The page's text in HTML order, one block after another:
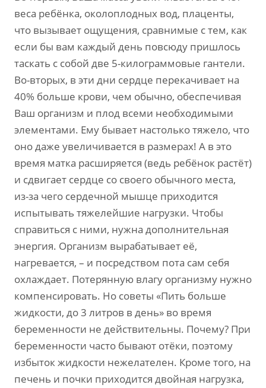
веса ребёнка, околоплодных вод, плаценты,
что вызывает ощущения, сравнимые с тем, как
если бы вам каждый день повсюду пришлось
таскать с собой две 5-килограммовые гантели.
Во-вторых, в эти дни сердце перекачивает на
40% больше крови, чем обычно, обеспечивая
Ваш организм и плод всеми необходимыми
элементами. Ему бывает настолько тяжело, что
оно даже увеличивается в размерах! А в это
время матка расширяется (ведь ребёнок растёт)
и сдвигает сердце со своего обычного места,
из-за чего сердечной мышце приходится
испытывать тяжелейшие нагрузки. Чтобы
справиться с ними, нужна дополнительная
энергия. Организм вырабатывает её,
нагревается, – и посредством пота сам себя
охлаждает. Потерянную влагу организму нужно
компенсировать. Но советы «Пить больше
жидкости, до 3 литров в день» во время
беременности не действительны. Почему? При
беременности часто бывают отёки, поэтому
избыток жидкости нежелателен. Кроме того, на
печень и почки приходится двойная нагрузка,